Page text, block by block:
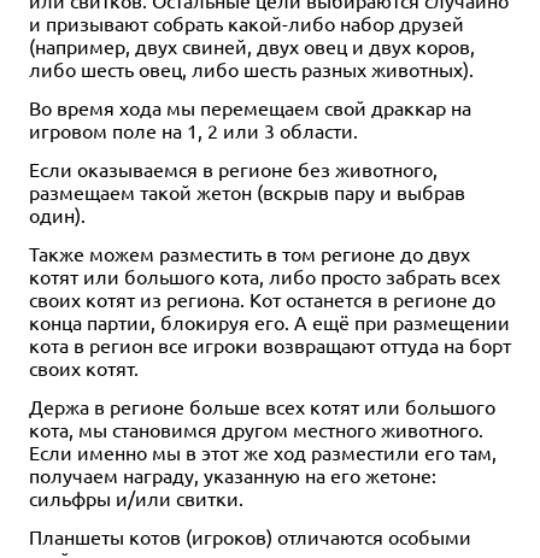
и призывают собрать какой-либо набор друзей
(например, двух свиней, двух овец и двух коров,
либо шесть овец, либо шесть разных животных).
Во время хода мы перемещаем свой драккар на
игровом поле на 1, 2 или 3 области.
Если оказываемся в регионе без животного,
размещаем такой жетон (вскрыв пару и выбрав
один).
Также можем разместить в том регионе до двух
котят или большого кота, либо просто забрать всех
своих котят из региона. Кот останется в регионе до
конца партии, блокируя его. А ещё при размещении
кота в регион все игроки возвращают оттуда на борт
своих котят.
Держа в регионе больше всех котят или большого
кота, мы становимся другом местного животного.
Если именно мы в этот же ход разместили его там,
получаем награду, указанную на его жетоне:
сильфры и/или свитки.
Планшеты котов (игроков) отличаются особыми